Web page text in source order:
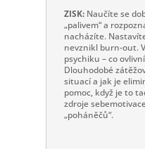
ZISK:Naučíte se
„palivem“ a
nacházíte.
nevznikl burn-out.
psychiku – co
Dlouhodobé
situací a jak je
pomoc, když je to
zdroje
„poháněčů“.